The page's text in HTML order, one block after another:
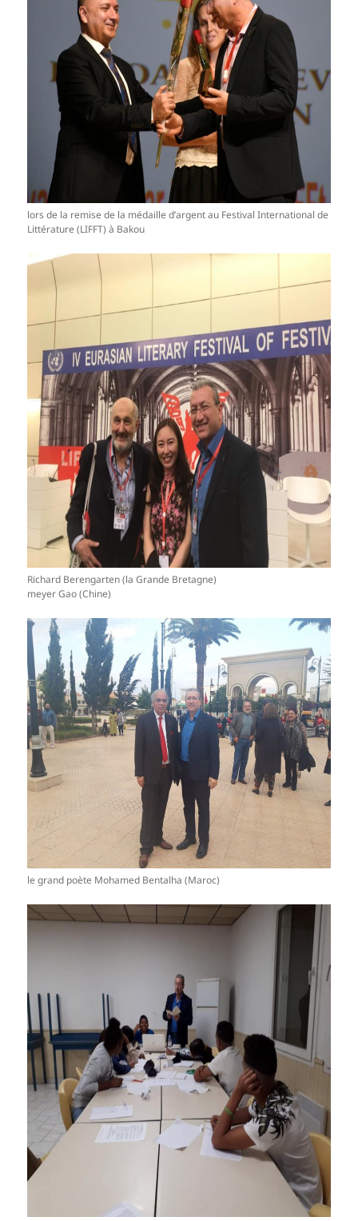
lors de la remise de la médaille d’argent au Festival International de
Littérature (LIFFT) à Bakou
Richard Berengarten (la Grande Bretagne)
meyer Gao (Chine)
le grand poète Mohamed Bentalha (Maroc)